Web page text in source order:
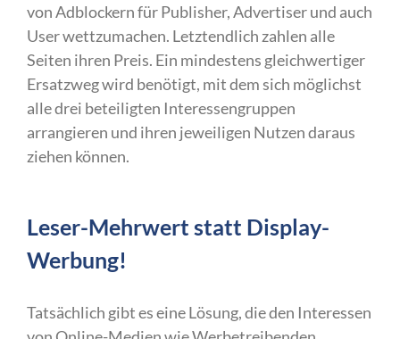
von Adblockern für Publisher, Advertiser und auch
User wettzumachen. Letztendlich zahlen alle
Seiten ihren Preis. Ein mindestens gleichwertiger
Ersatzweg wird benötigt, mit dem sich möglichst
alle drei beteiligten Interessengruppen
arrangieren und ihren jeweiligen Nutzen daraus
ziehen können.
Leser-Mehrwert statt Display-
Werbung!
Tatsächlich gibt es eine Lösung, die den Interessen